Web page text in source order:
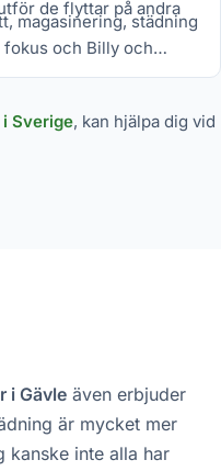
de flyttar på andra
magasinering, städning
och Billy och
vara nöjd efter varje
Sverige, kan hjälpa dig vid
i Gävle även erbjuder
är mycket mer
kanske inte alla har